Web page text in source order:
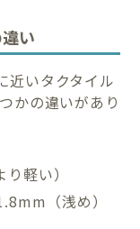
い
近いタクタイル
かの違いがあり
軽い）
（浅め）